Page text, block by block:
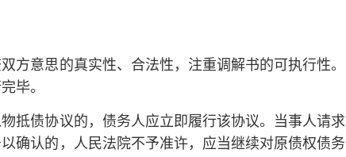
意思的真实性、合法性，注重调解书的可执行性。
毕。
债协议的，债务人应立即履行该协议。当事人请求
确认的，人民法院不予准许，应当继续对原债权债务